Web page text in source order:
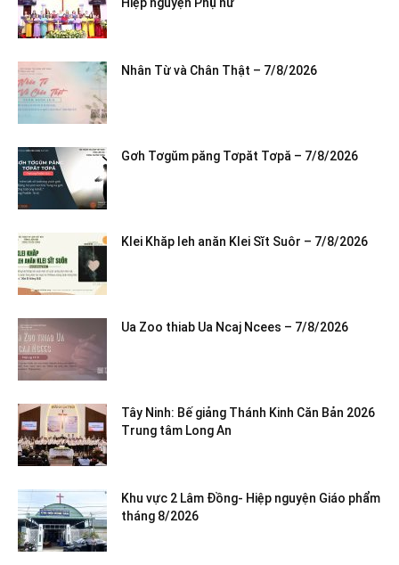
Hiệp nguyện Phụ nữ
Nhân Từ và Chân Thật – 7/8/2026
Gơh Tơgŭm păng Tơpăt Tơpă – 7/8/2026
Klei Khăp leh anăn Klei Sĭt Suôr – 7/8/2026
Ua Zoo thiab Ua Ncaj Ncees – 7/8/2026
Tây Ninh: Bế giảng Thánh Kinh Căn Bản 2026
Trung tâm Long An
Khu vực 2 Lâm Đồng- Hiệp nguyện Giáo phẩm
tháng 8/2026